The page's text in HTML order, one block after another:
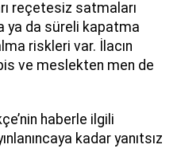
reçetesiz satmaları
ya da süreli kapatma
riskleri var. İlacın
ve meslekten men de
haberle ilgili
kadar yanıtsız